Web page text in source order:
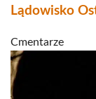
Lądowisko
Cmentarze